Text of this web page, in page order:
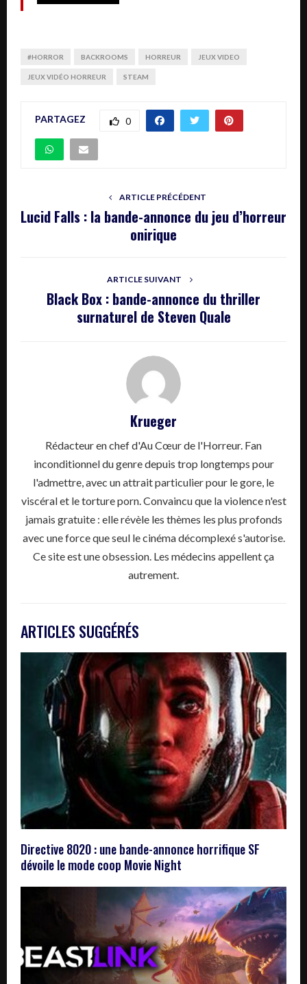
#HORROR BACKROOMS HORREUR JEUX VIDEO
JEUX VIDÉO HORREUR STEAM
PARTAGEZ 0
ARTICLE PRÉCÉDENT
Lucid Falls : la bande-annonce du jeu d’horreur
onirique
ARTICLE SUIVANT
Black Box : bande-annonce du thriller
surnaturel de Steven Quale
Krueger
Rédacteur en chef d'Au Cœur de l'Horreur. Fan
inconditionnel du genre depuis trop longtemps pour
l'admettre, avec un attrait particulier pour le gore, le
viscéral et le torture porn. Convaincu que la violence n'est
jamais gratuite : elle révèle les thèmes les plus profonds
avec une force que seul le cinéma décomplexé s'autorise.
Ce site est une obsession. Les médecins appellent ça
autrement.
ARTICLES SUGGÉRÉS
Directive 8020 : une bande-annonce horrifique SF
dévoile le mode coop Movie Night